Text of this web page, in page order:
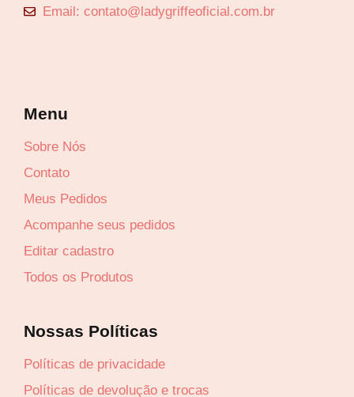
Email: contato@ladygriffeoficial.com.br
Menu
Sobre Nós
Contato
Meus Pedidos
Acompanhe seus pedidos
Editar cadastro
Todos os Produtos
Nossas Políticas
Políticas de privacidade
Políticas de devolução e trocas